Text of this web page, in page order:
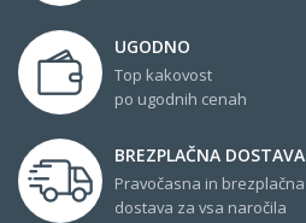
UGODNO
Top kakovost
po ugodnih cenah
BREZPLAČNA DOSTAVA
Pravočasna in brezplačna
dostava za vsa naročila